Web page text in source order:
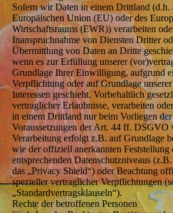
Sofern wir Daten in einem Drittland (d.h.
Europäischen Union (EU) oder des
Wirtschaftsraums (EWR)) verarbeiten
Inanspruchnahme von Diensten Dritter
Übermittlung von Daten an Dritte
wenn es zur Erfüllung unserer
Grundlage Ihrer Einwilligung, aufgrund
Verpflichtung oder auf Grundlage
Interessen geschieht. Vorbehaltlich
vertraglicher Erlaubnisse, verarbeiten
in einem Drittland nur beim Vorliegen der
Voraussetzungen der Art. 44 ff. DSGVO
Verarbeitung erfolgt z.B. auf Grundlage
wie der offiziell anerkannten Feststellung
entsprechenden Datenschutzniveaus
das „Privacy Shield“) oder Beachtung
spezieller vertraglicher Verpflichtungen
„Standardvertragsklauseln“).
Rechte der betroffenen Personen